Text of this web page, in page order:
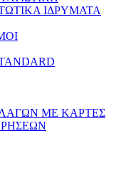
ΙΔΡΥΜΑΤΑ
ΜΕ ΚΑΡΤΕΣ